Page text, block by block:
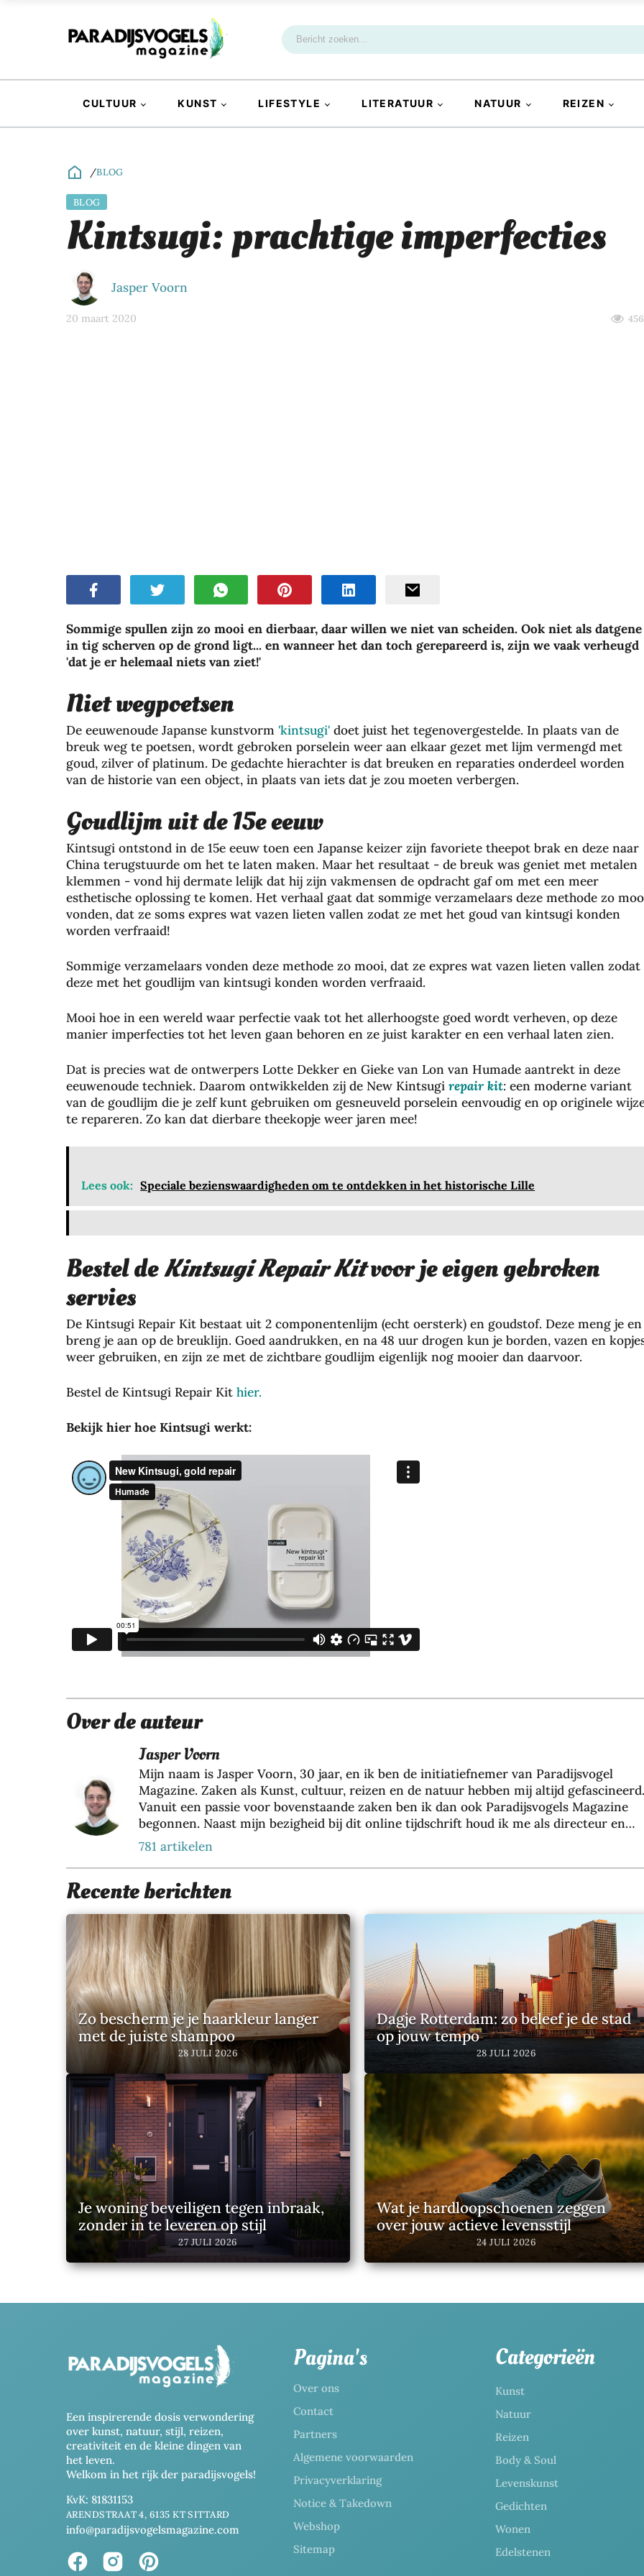
CULTUUR KUNST LIFESTYLE LITERATUUR NATUUR REIZEN
/BLOG
BLOG
Kintsugi: prachtige imperfecties
Jasper Voorn
20 maart 2020
Sommige spullen zijn zo mooi en dierbaar, daar willen we niet van scheiden. Ook niet als datgene
in tig scherven op de grond ligt... en wanneer het dan toch gerepareerd is, zijn we vaak verheugd
'dat je er helemaal niets van ziet!'
Niet wegpoetsen
De eeuwenoude Japanse kunstvorm 'kintsugi' doet juist het tegenovergestelde. In plaats van de
breuk weg te poetsen, wordt gebroken porselein weer aan elkaar gezet met lijm vermengd met
goud, zilver of platinum. De gedachte hierachter is dat breuken en reparaties onderdeel worden
van de historie van een object, in plaats van iets dat je zou moeten verbergen.
Goudlijm uit de 15e eeuw
Kintsugi ontstond in de 15e eeuw toen een Japanse keizer zijn favoriete theepot brak en deze naar
China terugstuurde om het te laten maken. Maar het resultaat - de breuk was geniet met metalen
klemmen - vond hij dermate lelijk dat hij zijn vakmensen de opdracht gaf om met een meer
esthetische oplossing te komen. Het verhaal gaat dat sommige verzamelaars deze methode zo
vonden, dat ze soms expres wat vazen lieten vallen zodat ze met het goud van kintsugi konden
worden verfraaid!
Sommige verzamelaars vonden deze methode zo mooi, dat ze expres wat vazen lieten vallen zodat
deze met het goudlijm van kintsugi konden worden verfraaid.
Mooi hoe in een wereld waar perfectie vaak tot het allerhoogste goed wordt verheven, op deze
manier imperfecties tot het leven gaan behoren en ze juist karakter en een verhaal laten zien.
Dat is precies wat de ontwerpers Lotte Dekker en Gieke van Lon van Humade aantrekt in deze
eeuwenoude techniek. Daarom ontwikkelden zij de New Kintsugi repair kit: een moderne variant
van de goudlijm die je zelf kunt gebruiken om gesneuveld porselein eenvoudig en op originele
te repareren. Zo kan dat dierbare theekopje weer jaren mee!
Lees ook: Speciale bezienswaardigheden om te ontdekken in het historische Lille
Bestel deKintsugi Repair Kitvoor je eigen gebroken
servies
De Kintsugi Repair Kit bestaat uit 2 componentenlijm (echt oersterk) en goudstof. Deze meng je en
breng je aan op de breuklijn. Goed aandrukken, en na 48 uur drogen kun je borden, vazen en
weer gebruiken, en zijn ze met de zichtbare goudlijm eigenlijk nog mooier dan daarvoor.
Bestel de Kintsugi Repair Kit hier.
Bekijk hier hoe Kintsugi werkt:
Over de auteur
Jasper Voorn
Mijn naam is Jasper Voorn, 30 jaar, en ik ben de initiatiefnemer van Paradijsvogel
Magazine. Zaken als Kunst, cultuur, reizen en de natuur hebben mij altijd gefascineerd.
Vanuit een passie voor bovenstaande zaken ben ik dan ook Paradijsvogels Magazine
begonnen. Naast mijn bezigheid bij dit online tijdschrift houd ik me als directeur en
eigenaar van Web Wings BV, samen met een groeiend team van 35+ collega’s, dagelijks
bezig met het realiseren van online marketing resultaten voor meer dan 200
verschillende klanten. Hier richten wij ons voornamelijk op duurzame marketing door
lange termijn resultaat te halen via zoekmachine optimalisatie. Binnen Paradijsvogel
verdiepen in de wereld om ons heen samen. Mijn doel is om vanuit Paradijsvogel
Magazine jaarlijks 2 miljoen mensen te kunnen bereiken met interessante verhalen en
kennis uit deze prachtige paradijselijke wereld die wij met z’n alle mogen bewandelen.
781 artikelen
Recente berichten
Zo bescherm je je haarkleur langer
met de juiste shampoo
28 JULI 2026
Dagje Rotterdam: zo beleef je de stad
op jouw tempo
28 JULI 2026
Je woning beveiligen tegen inbraak,
zonder in te leveren op stijl
27 JULI 2026
Wat je hardloopschoenen zeggen
over jouw actieve levensstijl
24 JULI 2026
Een inspirerende dosis verwondering
over kunst, natuur, stijl, reizen,
creativiteit en de kleine dingen van
het leven.
Welkom in het rijk der paradijsvogels!
KvK: 81831153
ARENDSTRAAT 4, 6135 KT SITTARD
info@paradijsvogelsmagazine.com
Pagina's
Over ons
Contact
Partners
Algemene voorwaarden
Privacyverklaring
Notice & Takedown
Webshop
Sitemap
Categorieën
Kunst
Natuur
Reizen
Body & Soul
Levenskunst
Gedichten
Wonen
Edelstenen